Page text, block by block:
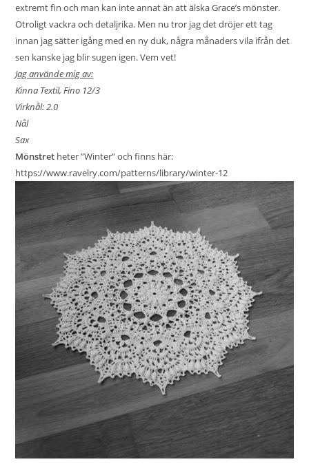
extremt fin och man kan inte annat än att älska Grace’s mönster.
Otroligt vackra och detaljrika. Men nu tror jag det dröjer ett tag
innan jag sätter igång med en ny duk, några månaders vila ifrån det
sen kanske jag blir sugen igen. Vem vet!
Jag använde mig av:
Kinna Textil, Fino 12/3
Virknål: 2.0
Nål
Sax
Mönstret heter ”Winter” och finns här:
https://www.ravelry.com/patterns/library/winter-12